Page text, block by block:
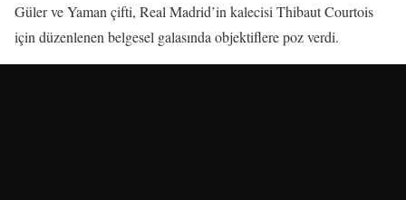
Güler ve Yaman çifti, Real Madrid’in kalecisi Thibaut Courtois
için düzenlenen belgesel galasında objektiflere poz verdi.